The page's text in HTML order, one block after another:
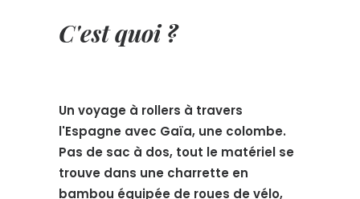
C'est quoi ?
Un voyage à rollers à travers
l'Espagne avec Gaïa, une colombe.
Pas de sac à dos, tout le matériel se
trouve dans une charrette en
bambou équipée de roues de vélo,